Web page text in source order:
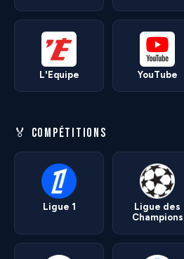
L'Equipe YouTube
🏅 COMPÉTITIONS
Ligue 1
Ligue des
Champions